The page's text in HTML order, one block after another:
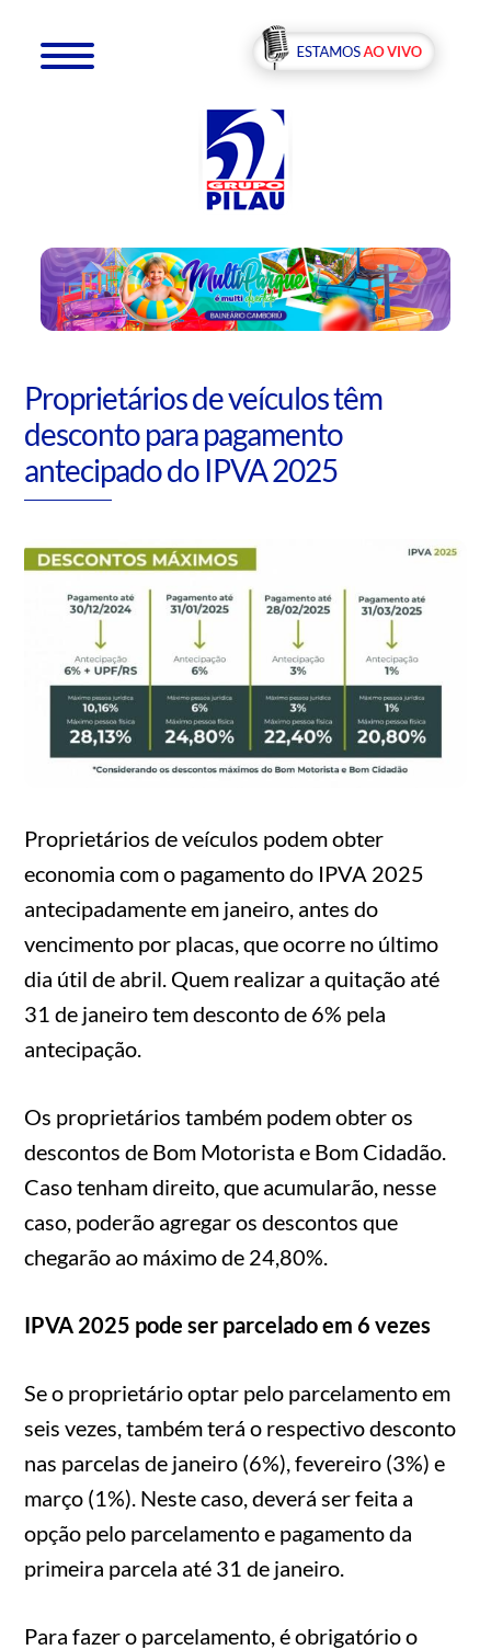
Proprietários de veículos têm
desconto para pagamento
antecipado do IPVA 2025
Proprietários de veículos podem obter
economia com o pagamento do IPVA 2025
antecipadamente em janeiro, antes do
vencimento por placas, que ocorre no último
dia útil de abril. Quem realizar a quitação até
31 de janeiro tem desconto de 6% pela
antecipação.
Os proprietários também podem obter os
descontos de Bom Motorista e Bom Cidadão.
Caso tenham direito, que acumularão, nesse
caso, poderão agregar os descontos que
chegarão ao máximo de 24,80%.
IPVA 2025 pode ser parcelado em 6 vezes
Se o proprietário optar pelo parcelamento em
seis vezes, também terá o respectivo desconto
nas parcelas de janeiro (6%), fevereiro (3%) e
março (1%). Neste caso, deverá ser feita a
opção pelo parcelamento e pagamento da
primeira parcela até 31 de janeiro.
Para fazer o parcelamento, é obrigatório o